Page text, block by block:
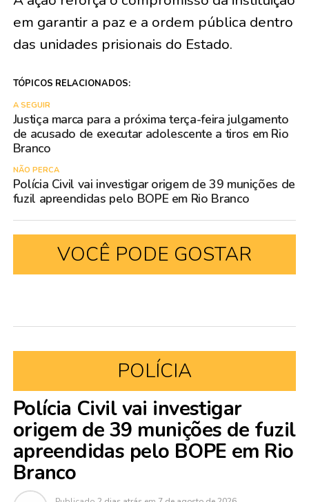
em garantir a paz e a ordem pública dentro
das unidades prisionais do Estado.
TÓPICOS RELACIONADOS:
A SEGUIR
Justiça marca para a próxima terça-feira julgamento
de acusado de executar adolescente a tiros em Rio
Branco
NÃO PERCA
Polícia Civil vai investigar origem de 39 munições de
fuzil apreendidas pelo BOPE em Rio Branco
VOCÊ PODE GOSTAR
POLÍCIA
Polícia Civil vai investigar
origem de 39 munições de fuzil
apreendidas pelo BOPE em Rio
Branco